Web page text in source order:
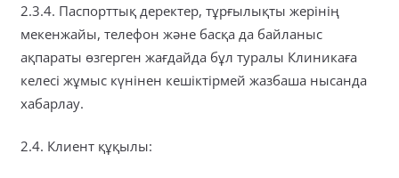
2.3.4. Паспорттық деректер, тұрғылықты жерінің
мекенжайы, телефон және басқа да байланыс
ақпараты өзгерген жағдайда бұл туралы Клиникаға
келесі жұмыс күнінен кешіктірмей жазбаша нысанда
хабарлау.
2.4. Клиент құқылы: